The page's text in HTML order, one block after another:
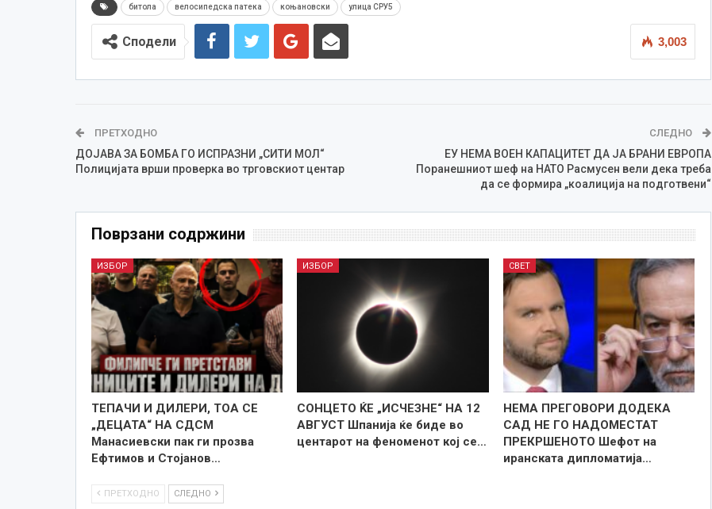
битола велосипедска патека коњановски улица СРУ5
3,003
Сподели
ПРЕТХОДНО
ДОЈАВА ЗА БОМБА ГО ИСПРАЗНИ „СИТИ МОЛ“
Полицијата врши проверка во трговскиот центар
СЛЕДНО
ЕУ НЕМА ВОЕН КАПАЦИТЕТ ДА ЈА БРАНИ ЕВРОПА
Поранешниот шеф на НАТО Расмусен вели дека треба
да се формира „коалиција на подготвени“
Поврзани содржини
ИЗБОР
TEПАЧИ И ДИЛЕРИ, ТОА СЕ
„ДЕЦАТА“ НА СДСМ
Манасиевски пак ги прозва
Ефтимов и Стојанов…
ИЗБОР
СОНЦЕТО ЌЕ „ИСЧЕЗНЕ“ НА 12
АВГУСТ Шпанија ќе биде во
центарот на феноменот кој се…
СВЕТ
НЕМА ПРЕГОВОРИ ДОДЕКА
САД НЕ ГО НАДОМЕСТАТ
ПРЕКРШЕНОТО Шефот на
иранската дипломатија…
ПРЕТХОДНО СЛЕДНО